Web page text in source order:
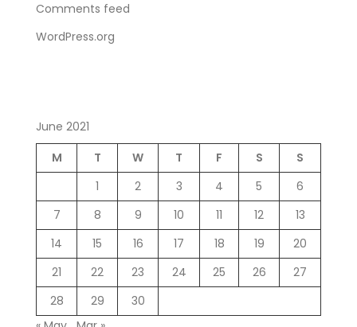
Comments feed
WordPress.org
June 2021
M
T W T F S
S
1
2 3 4 5
6
7
8 9 10 11 12
13
14
15 16 17 18 19
20
21
22 23 24 25 26
27
28
29
30